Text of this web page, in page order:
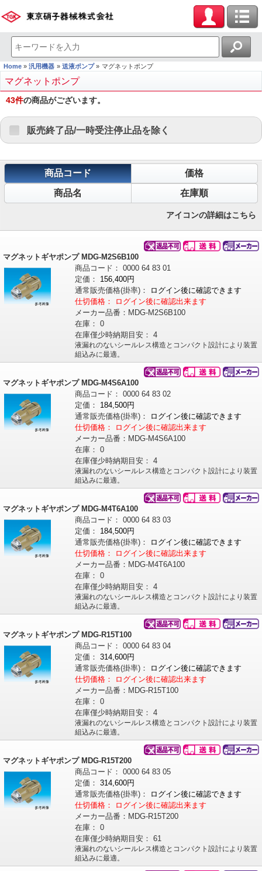
Home 汎用機器 送液ポンプ マグネットポンプ
マグネットポンプ
43件の商品がございます。
販売終了品/一時受注停止品を除く
商品コード
価格
商品名
在庫順
アイコンの詳細はこちら
マグネットギヤポンプ MDG-M2S6B100
商品コード： 0000 64 83 01
定価：
156,400円
通常販売価格(掛率)：
ログイン後に確認できます
仕切価格：
ログイン後に確認出来ます
メーカー品番： MDG-M2S6B100
在庫： 0
在庫僅少時納期目安： 4
液漏れのないシールレス構造とコンパクト設計により装置
組込みに最適。
マグネットギヤポンプ MDG-M4S6A100
商品コード： 0000 64 83 02
定価：
184,500円
通常販売価格(掛率)：
ログイン後に確認できます
仕切価格：
ログイン後に確認出来ます
メーカー品番： MDG-M4S6A100
在庫： 0
在庫僅少時納期目安： 4
液漏れのないシールレス構造とコンパクト設計により装置
組込みに最適。
マグネットギヤポンプ MDG-M4T6A100
商品コード： 0000 64 83 03
定価：
184,500円
通常販売価格(掛率)：
ログイン後に確認できます
仕切価格：
ログイン後に確認出来ます
メーカー品番： MDG-M4T6A100
在庫： 0
在庫僅少時納期目安： 4
液漏れのないシールレス構造とコンパクト設計により装置
組込みに最適。
マグネットギヤポンプ MDG-R15T100
商品コード： 0000 64 83 04
定価： 314,600円
通常販売価格(掛率)：
ログイン後に確認できます
仕切価格：
ログイン後に確認出来ます
メーカー品番： MDG-R15T100
在庫： 0
在庫僅少時納期目安： 4
液漏れのないシールレス構造とコンパクト設計により装置
組込みに最適。
マグネットギヤポンプ MDG-R15T200
商品コード： 0000 64 83 05
定価： 314,600円
通常販売価格(掛率)：
ログイン後に確認できます
仕切価格：
ログイン後に確認出来ます
メーカー品番： MDG-R15T200
在庫： 0
在庫僅少時納期目安： 61
液漏れのないシールレス構造とコンパクト設計により装置
組込みに最適。